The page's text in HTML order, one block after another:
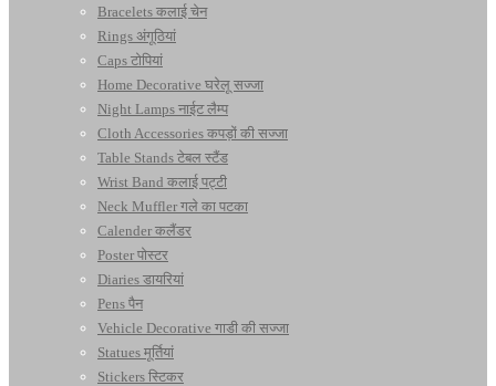
Bracelets कलाई चेन
Rings अंगूठियां
Caps टोपियां
Home Decorative घरेलू सज्जा
Night Lamps नाईट लैम्प
Cloth Accessories कपड़ों की सज्जा
Table Stands टेबल स्टैंड
Wrist Band कलाई पट्टी
Neck Muffler गले का पटका
Calender कलैंडर
Poster पोस्टर
Diaries डायरियां
Pens पैन
Vehicle Decorative गाडी की सज्जा
Statues मूर्तियां
Stickers स्टिकर